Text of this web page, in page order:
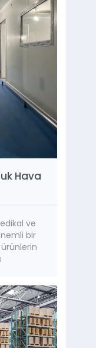
Hava
ve
bir
olan bu
soğuk
edilmesi,